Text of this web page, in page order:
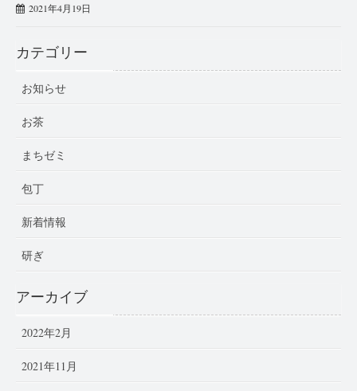
2021年4月19日
カテゴリー
お知らせ
お茶
まちゼミ
包丁
新着情報
研ぎ
アーカイブ
2022年2月
2021年11月